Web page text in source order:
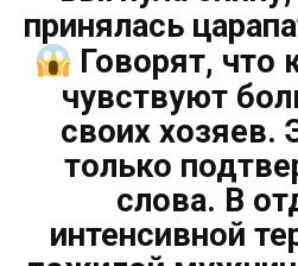
принялась
Говорят, что
чувствуют
своих хозяев.
только
слова. В
интенсивной